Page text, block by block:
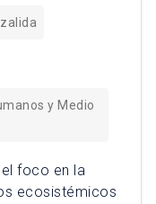
y Medio
foco en la
ecosistémicos